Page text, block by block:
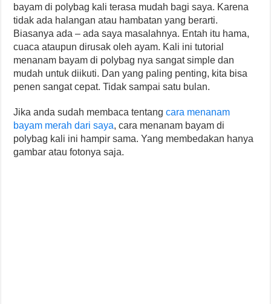
bayam di polybag kali terasa mudah bagi saya. Karena
tidak ada halangan atau hambatan yang berarti.
Biasanya ada – ada saya masalahnya. Entah itu hama,
cuaca ataupun dirusak oleh ayam. Kali ini tutorial
menanam bayam di polybag nya sangat simple dan
mudah untuk diikuti. Dan yang paling penting, kita bisa
penen sangat cepat. Tidak sampai satu bulan.
Jika anda sudah membaca tentangcara menanam
bayam merah dari saya, cara menanam bayam di
polybag kali ini hampir sama. Yang membedakan hanya
gambar atau fotonya saja.